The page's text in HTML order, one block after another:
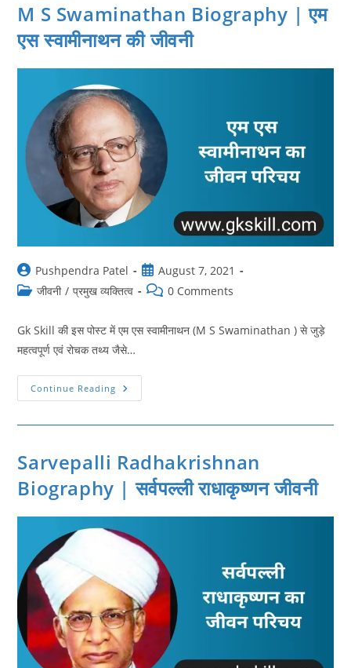
M S Swaminathan Biography | एम
एस स्वामीनाथन की जीवनी
Post
author:
Pushpendra Patel
Post
published:
August 7, 2021
Postजीवनी / प्रमुख व्यक्तित्व
Post0 Comments
Gk Skill की इस पोस्ट में एम एस स्वामीनाथन (M S Swaminathan ) से जुड़े
महत्वपूर्ण एवं रोचक तथ्य जैसे…
Continue Reading M
S
Biography
एस
स्वामीनाथन
जीवनी
Sarvepalli Radhakrishnan
Biography | सर्वपल्ली राधाकृष्णन जीवनी